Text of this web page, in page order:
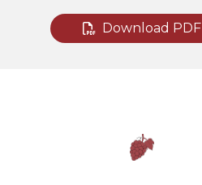
Download PDF